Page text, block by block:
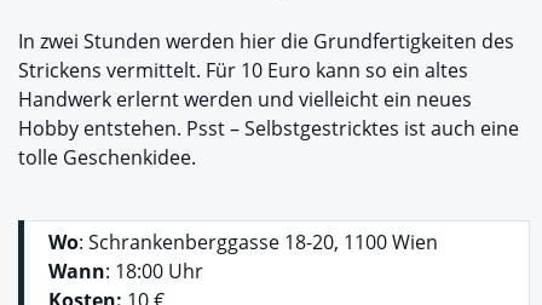
In zwei Stunden werden hier die Grundfertigkeiten des
Strickens vermittelt. Für 10 Euro kann so ein altes
Handwerk erlernt werden und vielleicht ein neues
Hobby entstehen. Psst – Selbstgestricktes ist auch eine
tolle Geschenkidee.
Wo: Schrankenberggasse 18-20, 1100 Wien
Wann: 18:00 Uhr